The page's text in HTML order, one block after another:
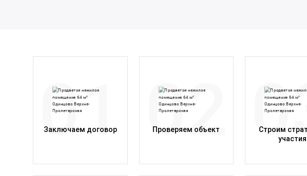
Заключаем договор Проверяем объект
Строим
участия